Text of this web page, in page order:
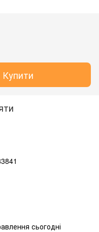
Купити
сьогодні